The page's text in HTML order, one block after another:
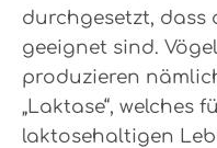
durchgesetzt, dass
geeignet sind.
produzieren
„Laktase“, welches
laktosehaltigen